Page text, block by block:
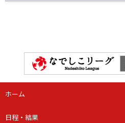
ホーム
日程・結果